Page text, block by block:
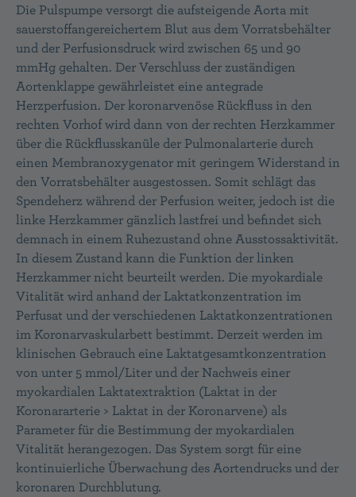
Die Pulspumpe versorgt die aufsteigende Aorta mit
sauerstoffangereichertem Blut aus dem Vorratsbehälter
und der Perfusionsdruck wird zwischen 65 und 90
mmHg gehalten. Der Verschluss der zuständigen
Aortenklappe gewährleistet eine antegrade
Herzperfusion. Der koronarvenöse Rückfluss in den
rechten Vorhof wird dann von der rechten Herzkammer
über die Rückflusskanüle der Pulmonalarterie durch
einen Membranoxygenator mit geringem Widerstand in
den Vorratsbehälter ausgestossen. Somit schlägt das
Spendeherz während der Perfusion weiter, jedoch ist die
linke Herzkammer gänzlich lastfrei und befindet sich
demnach in einem Ruhezustand ohne Ausstossaktivität.
In diesem Zustand kann die Funktion der linken
Herzkammer nicht beurteilt werden. Die myokardiale
Vitalität wird anhand der Laktatkonzentration im
Perfusat und der verschiedenen Laktatkonzentrationen
im Koronarvaskularbett bestimmt. Derzeit werden im
klinischen Gebrauch eine Laktatgesamtkonzentration
von unter 5 mmol/Liter und der Nachweis einer
myokardialen Laktatextraktion (Laktat in der
Koronararterie > Laktat in der Koronarvene) als
Parameter für die Bestimmung der myokardialen
Vitalität herangezogen. Das System sorgt für eine
kontinuierliche Überwachung des Aortendrucks und der
koronaren Durchblutung.